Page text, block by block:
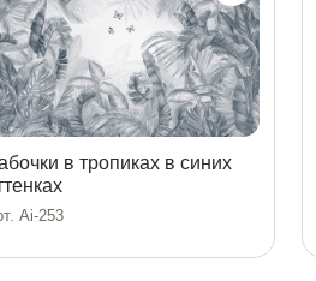
в тропиках в синих
Ai-253